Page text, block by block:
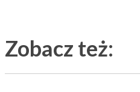
Zobacz też: